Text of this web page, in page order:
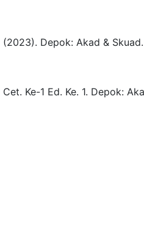
(2023). Depok: Akad & Skuad.
Cet. Ke-1 Ed. Ke. 1. Depok: